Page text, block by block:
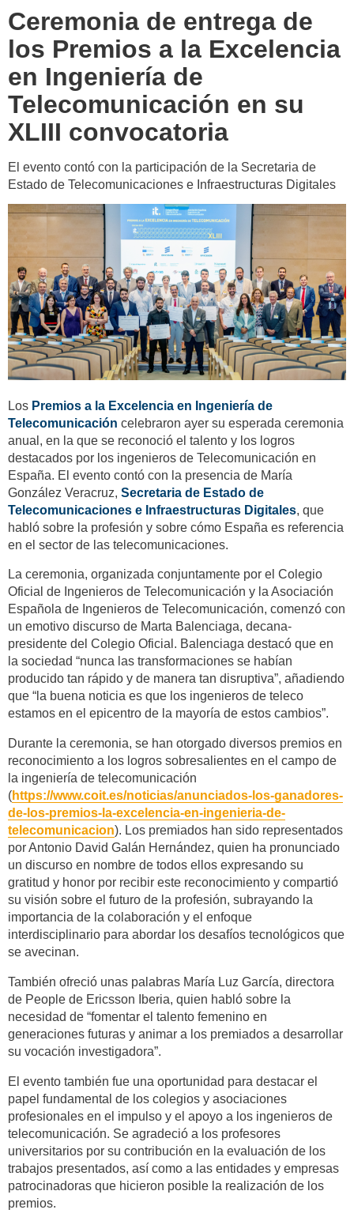
Ceremonia de entrega de
los Premios a la Excelencia
en Ingeniería de
Telecomunicación en su
XLIII convocatoria
El evento contó con la participación de la Secretaria de
Estado de Telecomunicaciones e Infraestructuras Digitales
Los Premios a la Excelencia en Ingeniería de
Telecomunicación celebraron ayer su esperada ceremonia
anual, en la que se reconoció el talento y los logros
destacados por los ingenieros de Telecomunicación en
España. El evento contó con la presencia de María
González Veracruz, Secretaria de Estado de
Telecomunicaciones e Infraestructuras Digitales, que
habló sobre la profesión y sobre cómo España es referencia
en el sector de las telecomunicaciones.
La ceremonia, organizada conjuntamente por el Colegio
Oficial de Ingenieros de Telecomunicación y la Asociación
Española de Ingenieros de Telecomunicación, comenzó con
un emotivo discurso de Marta Balenciaga, decana-
presidente del Colegio Oficial. Balenciaga destacó que en
la sociedad “nunca las transformaciones se habían
producido tan rápido y de manera tan disruptiva”, añadiendo
que “la buena noticia es que los ingenieros de teleco
estamos en el epicentro de la mayoría de estos cambios”.
Durante la ceremonia, se han otorgado diversos premios en
reconocimiento a los logros sobresalientes en el campo de
la ingeniería de telecomunicación
(https://www.coit.es/noticias/anunciados-los-ganadores-
de-los-premios-la-excelencia-en-ingenieria-de-
telecomunicacion). Los premiados han sido representados
por Antonio David Galán Hernández, quien ha pronunciado
un discurso en nombre de todos ellos expresando su
gratitud y honor por recibir este reconocimiento y compartió
su visión sobre el futuro de la profesión, subrayando la
importancia de la colaboración y el enfoque
interdisciplinario para abordar los desafíos tecnológicos que
se avecinan.
También ofreció unas palabras María Luz García, directora
de People de Ericsson Iberia, quien habló sobre la
necesidad de “fomentar el talento femenino en
generaciones futuras y animar a los premiados a desarrollar
su vocación investigadora”.
El evento también fue una oportunidad para destacar el
papel fundamental de los colegios y asociaciones
profesionales en el impulso y el apoyo a los ingenieros de
telecomunicación. Se agradeció a los profesores
universitarios por su contribución en la evaluación de los
trabajos presentados, así como a las entidades y empresas
patrocinadoras que hicieron posible la realización de los
premios.